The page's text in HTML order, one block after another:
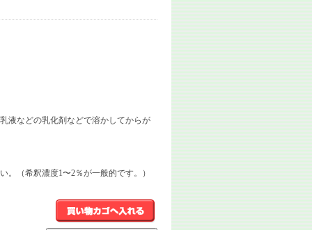
液などの乳化剤などで溶かしてからが
（希釈濃度1〜2％が一般的です。）